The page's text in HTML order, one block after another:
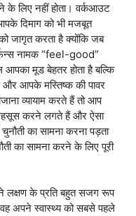
के लिए नहीं होता। वर्कआउट
दिमाग को भी मजबूत
जागृत करता है क्योंकि जब
नामक “feel-good”
आपका मूड बेहतर होता है बल्कि
और आपके मस्तिष्क की पावर
व्यायाम करते हैं तो आप
करने लगते हैं और ऐसा
का सामना करना पड़ता
का सामना करने के लिए पूरी
लक्षण के प्रति बहुत सजग रूप
अपने स्वास्थ्य को सबसे पहले